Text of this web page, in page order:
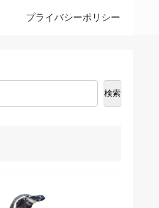
プライバシーポリシー
検索